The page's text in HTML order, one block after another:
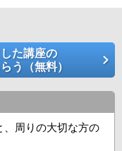
た講座の
う（無料）
、周りの大切な方の